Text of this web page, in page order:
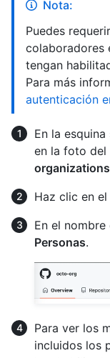
Nota:
Puedes
colaboradores
tengan
Para más
autenticación
En la
en la foto
organizations
Haz clic en
En el
Personas.
Para ver los
incluidos los